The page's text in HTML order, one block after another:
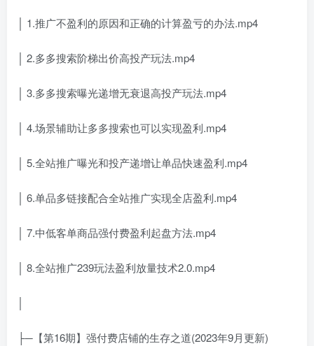
│ 1.推广不盈利的原因和正确的计算盈亏的办法.mp4
│ 2.多多搜索阶梯出价高投产玩法.mp4
│ 3.多多搜索曝光递增无衰退高投产玩法.mp4
│ 4.场景辅助让多多搜索也可以实现盈利.mp4
│ 5.全站推广曝光和投产递增让单品快速盈利.mp4
│ 6.单品多链接配合全站推广实现全店盈利.mp4
│ 7.中低客单商品强付费盈利起盘方法.mp4
│ 8.全站推广239玩法盈利放量技术2.0.mp4
├─【第16期】强付费店铺的生存之道(2023年9月更新)